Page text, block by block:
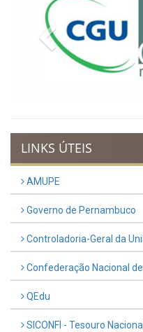
Previous
LINKS ÚTEIS
AMUPE
Governo de Pernambuco
Controladoria-Geral da
Confederação Nacional
QEdu
SICONFI - Tesouro Nacional